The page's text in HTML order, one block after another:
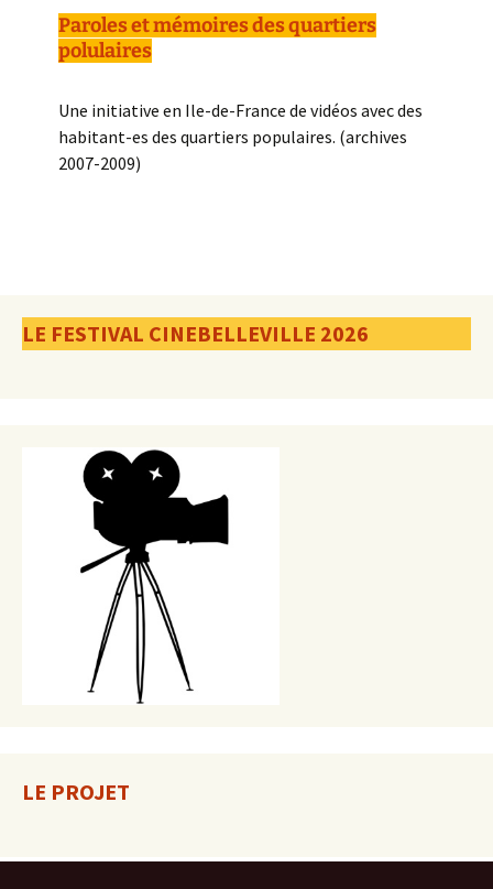
Paroles et mémoires des quartiers
polulaires
Une initiative en Ile-de-France de vidéos avec des
habitant-es des quartiers populaires. (archives
2007-2009)
LE FESTIVAL CINEBELLEVILLE 2026
LE PROJET